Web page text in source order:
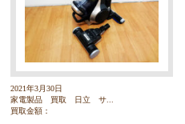
2021年3月30日
家電製品 買取 日立 サ...
買取金額：